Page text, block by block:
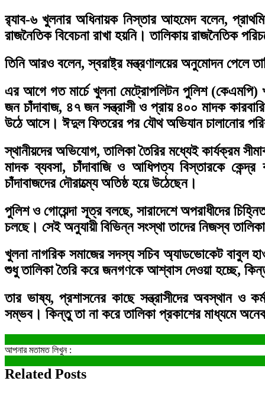
র‌্যাব-৬ খুলনার অধিনায়ক নিস্তার আহমেদ বলেন,
রাজনৈতিক বিবেচনা রাখা হয়নি। তালিকায় রাজনৈতিক
তিনি আরও বলেন, স্বরাষ্ট্র মন্ত্রণালয়ের অনুমোদন পেলে
এর আগে গত মার্চে খুলনা মেট্রোপলিটন পুলিশ
জন চাঁদাবাজ, ৪৭ জন সন্ত্রাসী ও প্রায় ৪০০ মাদক
উঠে আসে। ঈদুল ফিতরের পর যৌথ অভিযান চালানোর
স্থানীয়দের অভিযোগ, তালিকা তৈরির মধ্যেই কার্যক্রম
মাদক ব্যবসা, চাঁদাবাজি ও আধিপত্য বিস্তারকে
চাঁদাবাজদের দৌরাত্ম্যে অতিষ্ঠ হয়ে উঠেছেন।
পুলিশ ও গোয়েন্দা সূত্র বলছে, সারাদেশে অপরাধীদের
চলছে। সেই অনুযায়ী বিভিন্ন সংস্থা তাদের নিজস্ব তালিকা
খুলনা নাগরিক সমাজের সদস্য সচিব অ্যাডভোকেট বাবুল
শুধু তালিকা তৈরি করে জনগণকে আশ্বাস দেওয়া হচ্ছে,
তার ভাষ্য, প্রশাসনের কাছে সন্ত্রাসীদের অবস্থান ও
সম্ভব। কিন্তু তা না করে তালিকা প্রকাশের মাধ্যমে
আপনার মতামত লিখুন :
Related Posts